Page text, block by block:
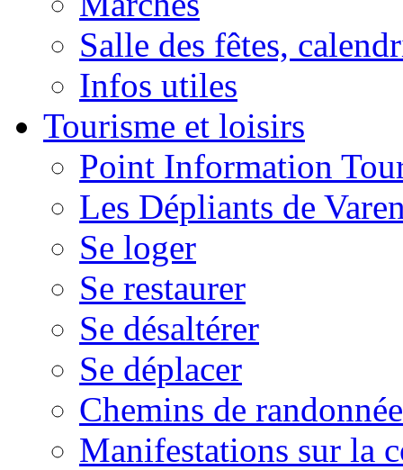
Salle des fêtes,
Infos utiles
Tourisme et loisirs
Point Information
Les Dépliants de
Se loger
Se restaurer
Se désaltérer
Se déplacer
Chemins de randonnée
Manifestations sur la